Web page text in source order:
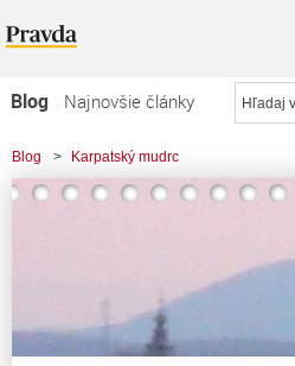
Blog
Najnovšie články
Najčítanejšie články
Najkomentovanejšie články
Blog > Karpatský mudrc